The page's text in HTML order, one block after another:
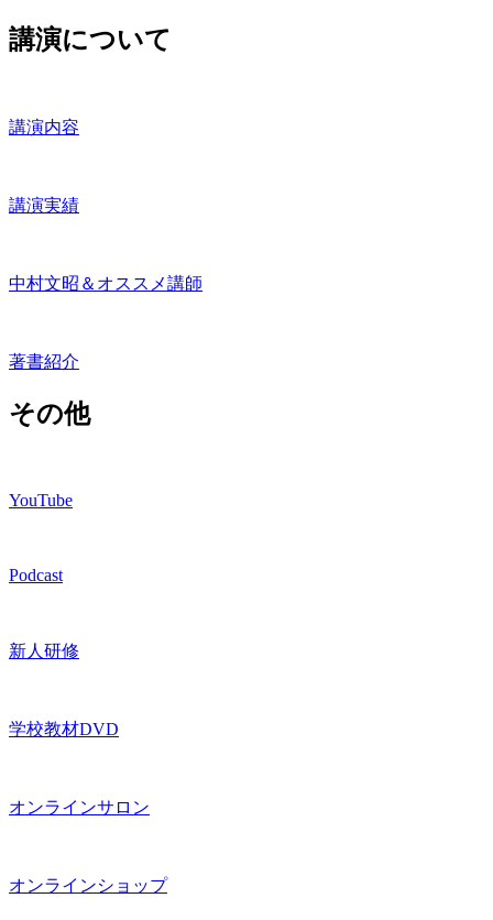
講演について
講演内容
講演実績
中村文昭＆オススメ講師
著書紹介
その他
YouTube
Podcast
新人研修
学校教材DVD
オンラインサロン
オンラインショップ